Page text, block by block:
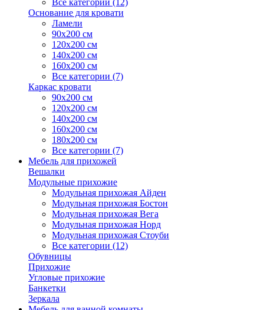
Все категории (12)
Основание для кровати
Ламели
90х200 см
120х200 см
140х200 см
160х200 см
Все категории (7)
Каркас кровати
90х200 см
120х200 см
140х200 см
160х200 см
180х200 см
Все категории (7)
Мебель для прихожей
Вешалки
Модульные прихожие
Модульная прихожая Айден
Модульная прихожая Бостон
Модульная прихожая Вега
Модульная прихожая Норд
Модульная прихожая Стоуби
Все категории (12)
Обувницы
Прихожие
Угловые прихожие
Банкетки
Зеркала